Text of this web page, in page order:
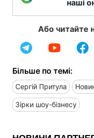
наші
Або читайте
Більше по темі:
Сергій Притула
Зірки шоу-бізнесу